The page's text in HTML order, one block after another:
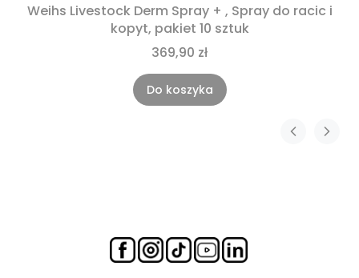
Weihs Livestock Derm Spray + , Spray do racic i
kopyt, pakiet 10 sztuk
369,90 zł
Do koszyka